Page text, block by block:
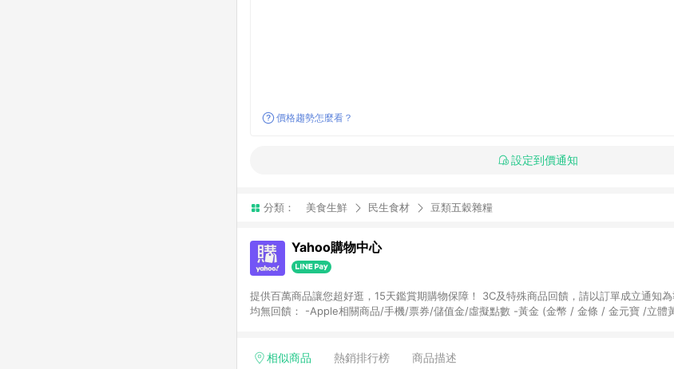
價格趨勢怎麼看？
設定到價通知
分類： 美食生鮮 民生食材 豆類五穀雜糧
Yahoo購物中心
提供百萬商品讓您超好逛，15天鑑賞期購物保障！ 3C及特殊商品回饋，請以訂單成立通知為準 1. 請注意以下品類
均無回饋： -Apple相關商品/手機/票券/儲值金/虛擬點數 -黃金 (金幣 / 金條 / 金元寶 /立體
Yahoo超贈點回饋者 - 購物中心商店之商品：商品賣場中有標示「商店」及顯示商店名稱者(
相似商品 熱銷排行榜 商品描述